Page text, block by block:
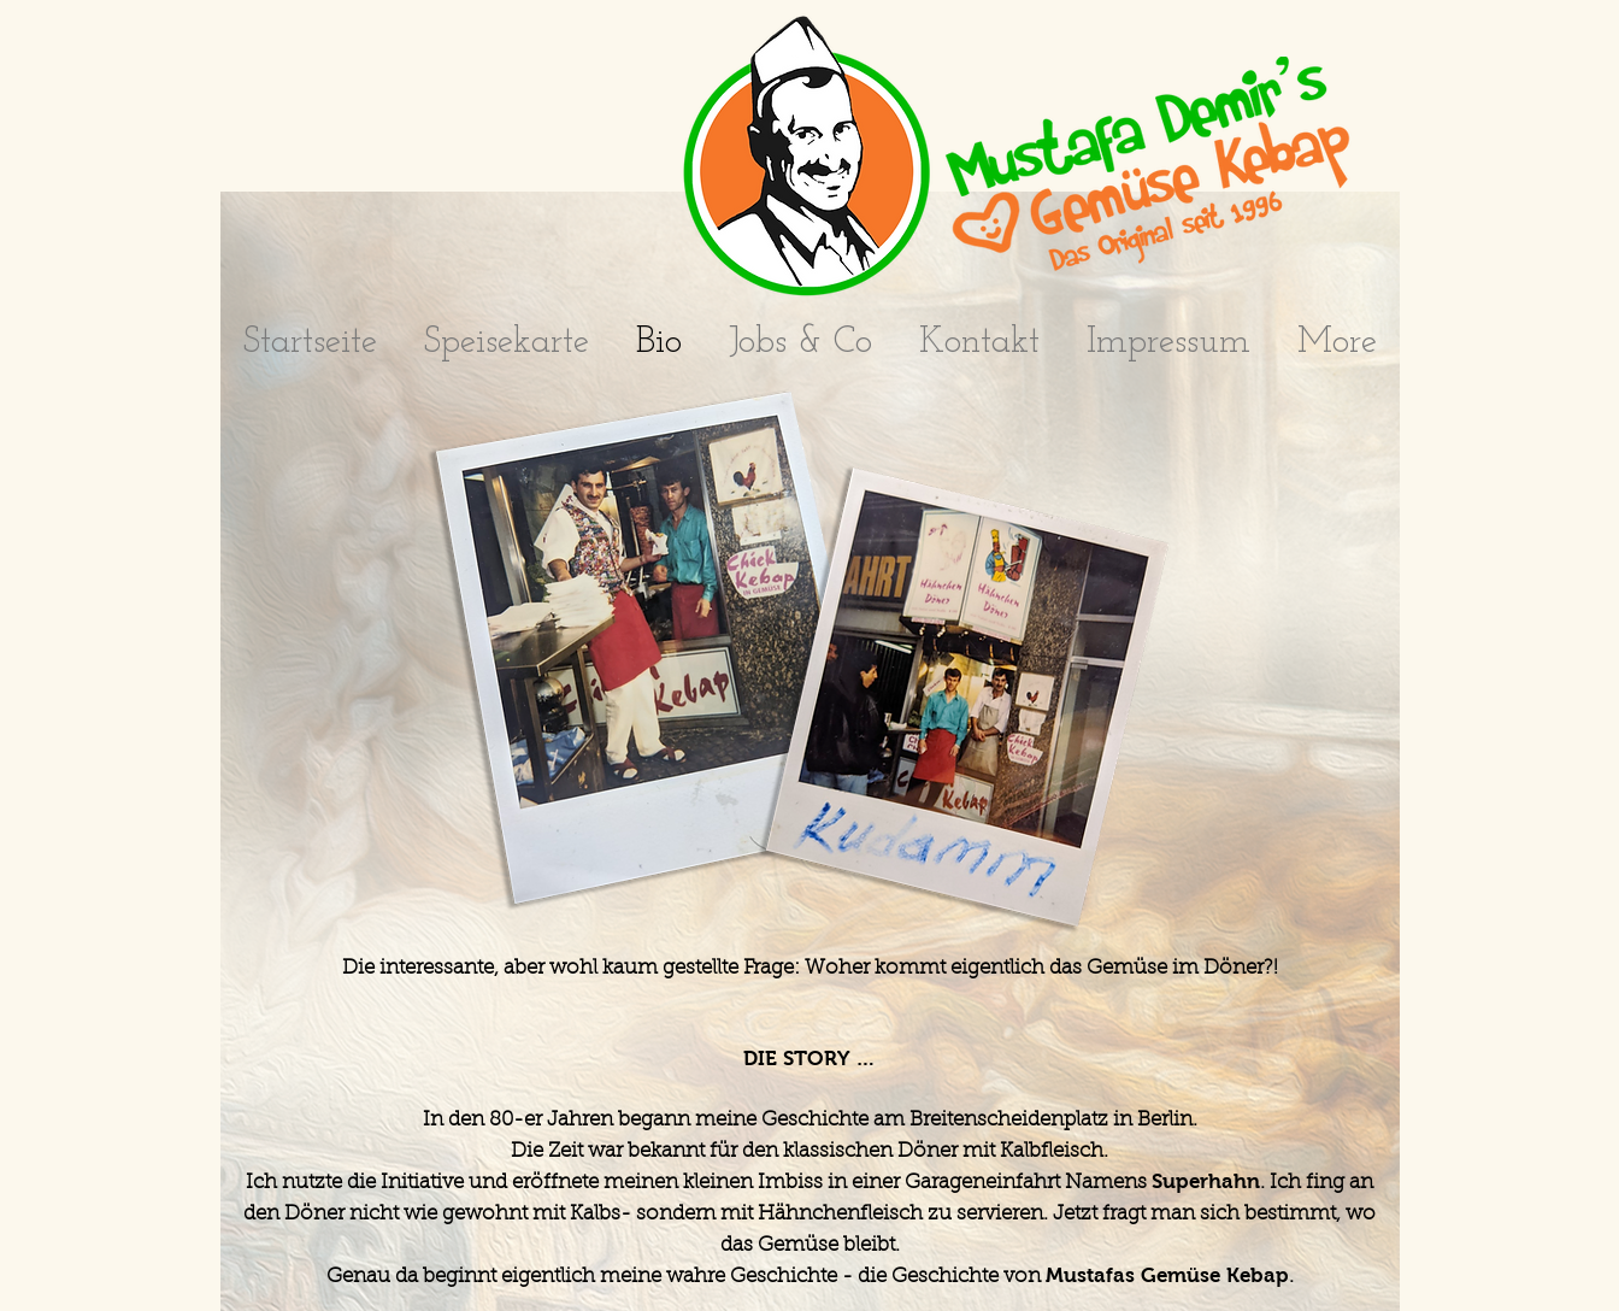
Startseite Speisekarte Bio Jobs & Co Kontakt Impressum More
Die interessante, aber wohl kaum gestellte Frage: Woher kommt eigentlich das Gemüse im Döner?!
DIE STORY …
In den 80-er Jahren begann meine Geschichte am Breitenscheidenplatz in Berlin.
Die Zeit war bekannt für den klassischen Döner mit Kalbfleisch.
Ich nutzte die Initiative und eröffnete meinen kleinen Imbiss in einer Garageneinfahrt NamensSuperhahn. Ich fing an
den Döner nicht wie gewohnt mit Kalbs- sondern mit Hähnchenfleisch zu servieren. Jetzt fragt man sich bestimmt, wo
das Gemüse bleibt.
Genau da beginnt eigentlich meine wahre Geschichte - die Geschichte vonMustafas Gemüse Kebap.